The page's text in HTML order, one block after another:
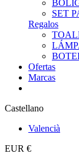
SET
Regalos
Ofertas
Marcas
Castellano
Valencià
EUR €